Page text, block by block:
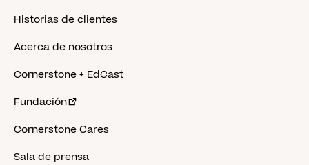
Historias de clientes
Acerca de nosotros
Cornerstone + EdCast
Fundación
Cornerstone Cares
Sala de prensa